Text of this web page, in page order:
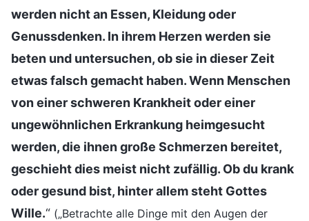
werden nicht an Essen, Kleidung oder
Genussdenken. In ihrem Herzen werden sie
beten und untersuchen, ob sie in dieser Zeit
etwas falsch gemacht haben. Wenn Menschen
von einer schweren Krankheit oder einer
ungewöhnlichen Erkrankung heimgesucht
werden, die ihnen große Schmerzen bereitet,
geschieht dies meist nicht zufällig. Ob du krank
oder gesund bist, hinter allem steht Gottes
Wille.“ („Betrachte alle Dinge mit den Augen der